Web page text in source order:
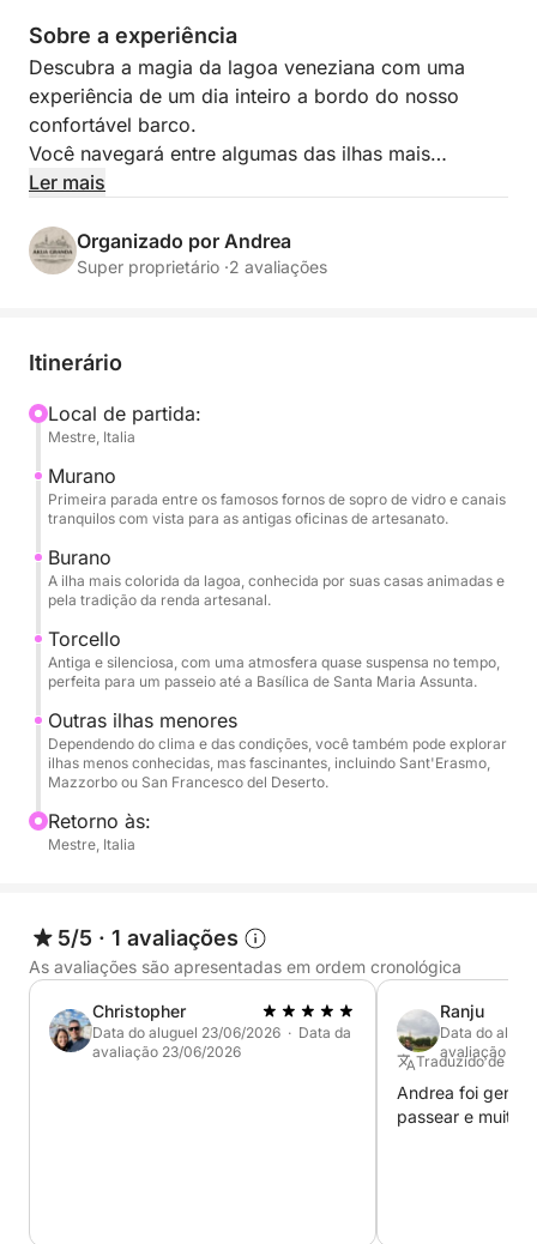
Sobre a experiência
Descubra a magia da lagoa veneziana com uma
experiência de um dia inteiro a bordo do nosso
confortável barco.
Você navegará entre algumas das ilhas mais
encantadoras da lagoa do norte, como Murano,
das multidões de turistas e imerso em uma
atmosfera autêntica. Ao longo do dia, você poderá
ouve música no sistema de som de bordo e admira
encontrará pelo caminho.
A excursão foi planejada para oferecer o equilíbrio
perfeito entre descoberta e relaxamento: breves
paradas em cada ilha permitem que você passeie
por ruas estreitas e pontes, visite oficinas de
artesãos e aprecie vistas únicas. A bordo, você
encontrará uma recepção calorosa, conforto
essencial e toda a liberdade para vivenciar Veneza
sob uma perspectiva nova e privilegiada. Seja
é a oportunidade perfeita para explorar a lagoa de
uma forma autêntica e relaxante.
Ler mais
Organizado por Andrea
Super proprietário ·2 avaliações
Itinerário
Local de partida:
Mestre, Italia
Murano
Primeira parada entre os famosos fornos de sopro de vidro e canais
tranquilos com vista para as antigas oficinas de artesanato.
Burano
A ilha mais colorida da lagoa, conhecida por suas casas animadas e
pela tradição da renda artesanal.
Torcello
Antiga e silenciosa, com uma atmosfera quase suspensa no tempo,
perfeita para um passeio até a Basílica de Santa Maria Assunta.
Outras ilhas menores
Dependendo do clima e das condições, você também pode explorar
ilhas menos conhecidas, mas fascinantes, incluindo Sant'Erasmo,
Mazzorbo ou San Francesco del Deserto.
Retorno às:
Mestre, Italia
5/5 · 1 avaliações
As avaliações são apresentadas em ordem cronológica
Christopher
Data do aluguel 23/06/2026 · Data da
avaliação 23/06/2026
Ranju
Data do
avaliação 12/
Traduzido de
Andrea foi gentil
passear e muito